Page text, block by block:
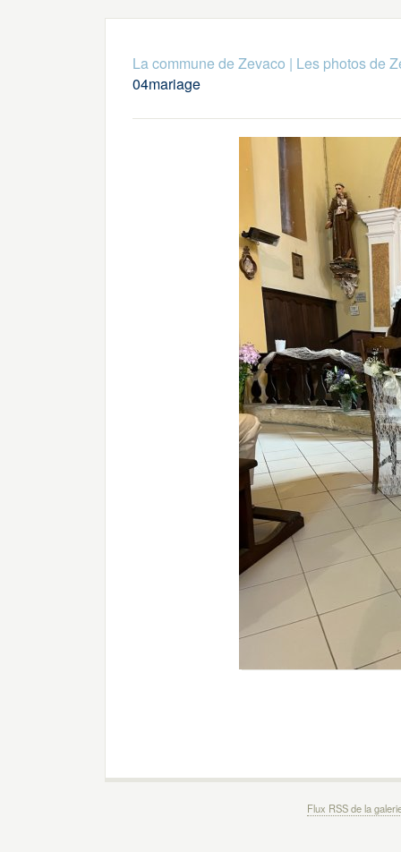
La commune de Zevaco | Les photos de
04mariage
Flux RSS de la